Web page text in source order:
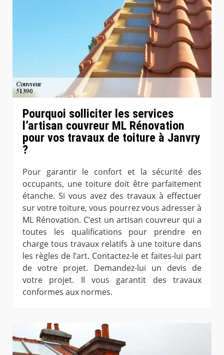
Pourquoi solliciter les services
l’artisan couvreur ML Rénovation
pour vos travaux de toiture à Janvry
?
Pour garantir le confort et la sécurité des
occupants, une toiture doit être parfaitement
étanche. Si vous avez des travaux à effectuer
sur votre toiture, vous pourrez vous adresser à
ML Rénovation. C’est un artisan couvreur qui a
toutes les qualifications pour prendre en
charge tous travaux relatifs à une toiture dans
les règles de l’art. Contactez-le et faites-lui part
de votre projet. Demandez-lui un devis de
votre projet. Il vous garantit des travaux
conformes aux normes.